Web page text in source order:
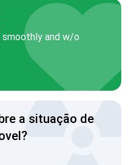
smoothly and w/o
a situação de